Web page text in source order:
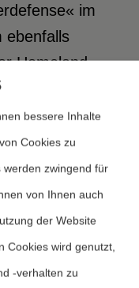
im
ebenfalls
Homeland
1998 mit
Nr.63«
in der
Clark, der
Koordinator
den Schutz
bessere Inhalte
Cookies zu
werden zwingend für
von Ihnen auch
der Website
Cookies wird genutzt,
-verhalten zu